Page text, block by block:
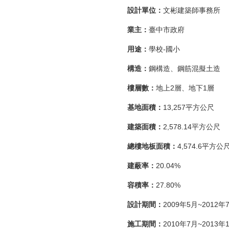
設計單位： 文彬建築師事務所
業主： 臺中市政府
用途： 學校-國小
構造： 鋼構造、鋼筋混擬土造
樓層數： 地上2層、地下1層
基地面積： 13,257平方公尺
建築面積： 2,578.14平方公尺
總樓地板面積： 4,574.6平方公尺
建蔽率： 20.04%
容積率： 27.80%
設計期間： 2009年5月~2012年
施工期間： 2010年7月~2013年